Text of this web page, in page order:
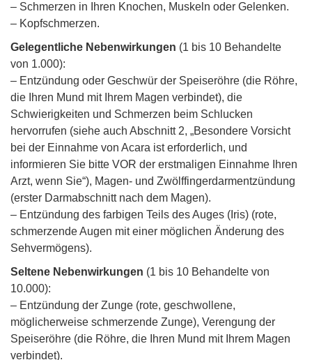
– Schmerzen in Ihren Knochen, Muskeln oder Gelenken.
– Kopfschmerzen.
Gelegentliche Nebenwirkungen (1 bis 10 Behandelte
von 1.000):
– Entzündung oder Geschwür der Speiseröhre (die Röhre,
die Ihren Mund mit Ihrem Magen verbindet), die
Schwierigkeiten und Schmerzen beim Schlucken
hervorrufen (siehe auch Abschnitt 2, „Besondere Vorsicht
bei der Einnahme von Acara ist erforderlich, und
informieren Sie bitte VOR der erstmaligen Einnahme Ihren
Arzt, wenn Sie“), Magen- und Zwölffingerdarmentzündung
(erster Darmabschnitt nach dem Magen).
– Entzündung des farbigen Teils des Auges (Iris) (rote,
schmerzende Augen mit einer möglichen Änderung des
Sehvermögens).
Seltene Nebenwirkungen (1 bis 10 Behandelte von
10.000):
– Entzündung der Zunge (rote, geschwollene,
möglicherweise schmerzende Zunge), Verengung der
Speiseröhre (die Röhre, die Ihren Mund mit Ihrem Magen
verbindet).